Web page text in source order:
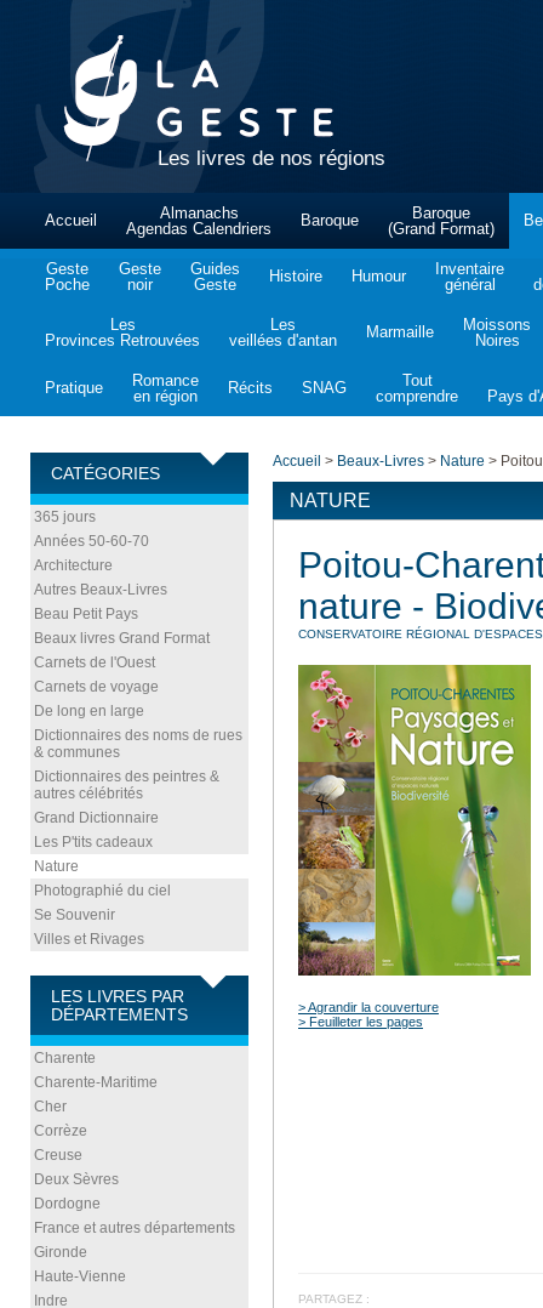
Les livres de nos régions
Accueil
Almanachs
Agendas Calendriers
Baroque
Baroque
(Grand Format)
Geste
Poche
Geste
noir
Guides
Geste
Histoire Humour
Inventaire
général
Les
Provinces Retrouvées
Les
veillées d'antan
Marmaille
Moissons
Noires
Pratique
Romance
en région
Récits SNAG
Tout
comprendre
Pays
CATÉGORIES
365 jours
Années 50-60-70
Architecture
Autres Beaux-Livres
Beau Petit Pays
Beaux livres Grand Format
Carnets de l'Ouest
Carnets de voyage
De long en large
Dictionnaires des noms de rues
& communes
Dictionnaires des peintres &
autres célébrités
Grand Dictionnaire
Les P'tits cadeaux
Nature
Photographié du ciel
Se Souvenir
Villes et Rivages
LES LIVRES PAR
DÉPARTEMENTS
Charente
Charente-Maritime
Cher
Corrèze
Creuse
Deux Sèvres
Dordogne
France et autres départements
Gironde
Haute-Vienne
Indre
Accueil > Beaux-Livres > Nature >
NATURE
Poitou-
nature -
CONSERVATOIRE RÉGIONAL
> Agrandir la couverture
> Feuilleter les pages
PARTAGEZ :